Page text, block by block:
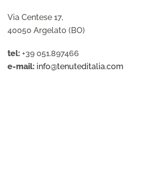
Via Centese 17,
40050 Argelato (BO)
tel: +39 051.897466
e-mail: info@tenuteditalia.com